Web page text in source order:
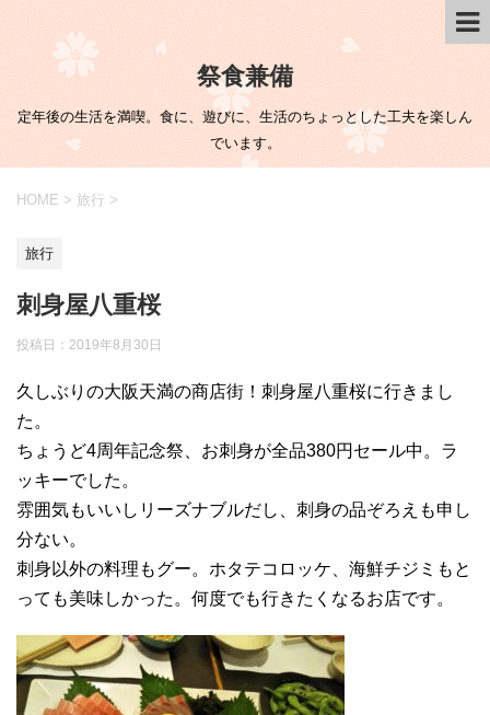
祭食兼備
定年後の生活を満喫。食に、遊びに、生活のちょっとした工夫を楽しん
でいます。
HOME > 旅行 >
旅行
刺身屋八重桜
投稿日： 2019年8月30日
久しぶりの大阪天満の商店街！刺身屋八重桜に行きまし
た。
ちょうど4周年記念祭、お刺身が全品380円セール中。ラ
ッキーでした。
雰囲気もいいしリーズナブルだし、刺身の品ぞろえも申し
分ない。
刺身以外の料理もグー。ホタテコロッケ、海鮮チジミもと
っても美味しかった。何度でも行きたくなるお店です。